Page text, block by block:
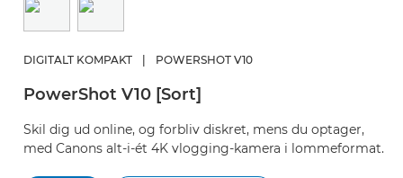
DIGITALT KOMPAKT POWERSHOT V10
PowerShot V10 [Sort]
Skil dig ud online, og forbliv diskret, mens du optager,
med Canons alt-i-ét 4K vlogging-kamera i lommeformat.